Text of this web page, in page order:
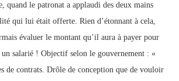
quand le patronat a applaudi des deux mains
qui lui était offerte. Rien d’étonnant à cela,
évaluer le montant qu’il aura à payer pour
salarié ! Objectif selon le gouvernement : «
de contrats. Drôle de conception que de vouloir